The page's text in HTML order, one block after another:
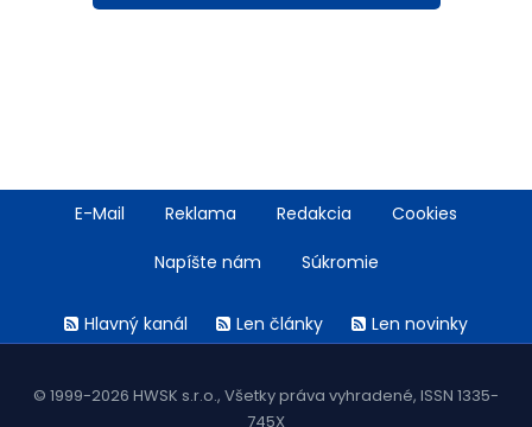
FooterE-Mail Reklama Redakcia Cookies
Napíšte nám Súkromie
menuHlavný kanál Len články Len novinky
© 1999-2026 HWSK s.r.o., Všetky práva vyhradené, ISSN 1335-
745X